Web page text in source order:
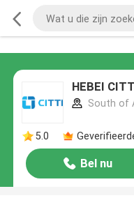
HEBEI
South of
5.0
Bel nu